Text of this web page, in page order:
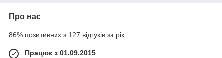
Про нас
86% позитивних з 127 відгуків за рік
Працює з 01.09.2015